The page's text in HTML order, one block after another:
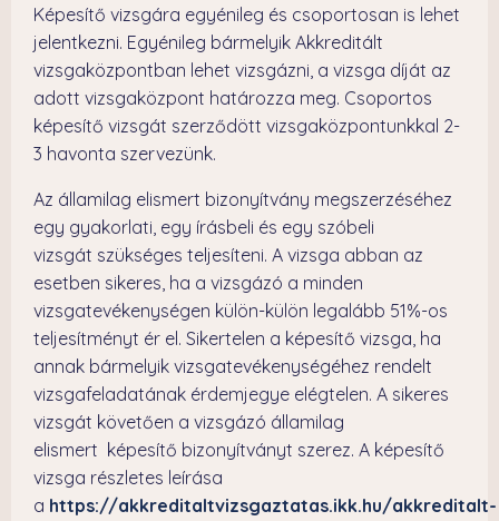
Képesítő vizsgára egyénileg és csoportosan is lehet
jelentkezni. Egyénileg bármelyik Akkreditált
vizsgaközpontban lehet vizsgázni, a vizsga díját az
adott vizsgaközpont határozza meg. Csoportos
képesítő vizsgát szerződött vizsgaközpontunkkal 2-
3 havonta szervezünk.
Az államilag elismert bizonyítvány megszerzéséhez
egy gyakorlati, egy írásbeli és egy szóbeli
vizsgát szükséges teljesíteni. A vizsga abban az
esetben sikeres, ha a vizsgázó a minden
vizsgatevékenységen külön-külön legalább 51%-os
teljesítményt ér el. Sikertelen a képesítő vizsga, ha
annak bármelyik vizsgatevékenységéhez rendelt
vizsgafeladatának érdemjegye elégtelen. A sikeres
vizsgát követően a vizsgázó államilag
elismert képesítő bizonyítványt szerez. A képesítő
vizsga részletes leírása
a https://akkreditaltvizsgaztatas.ikk.hu/akkreditalt-